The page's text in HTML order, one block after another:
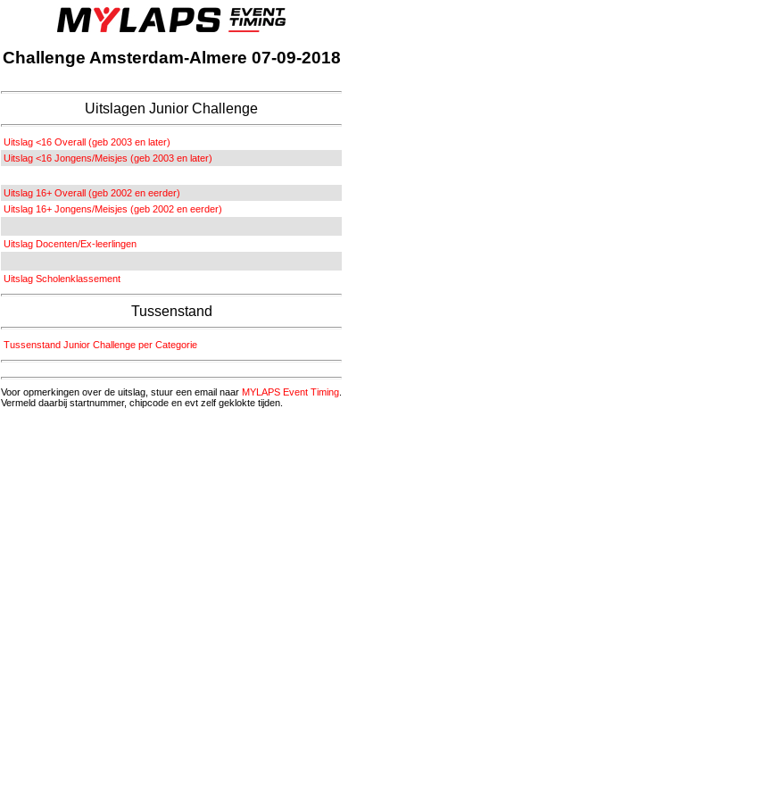
Challenge Amsterdam-Almere 07-09-2018
Uitslagen Junior Challenge
Uitslag <16 Overall (geb 2003 en later)
Uitslag <16 Jongens/Meisjes (geb 2003 en later)
Uitslag 16+ Overall (geb 2002 en eerder)
Uitslag 16+ Jongens/Meisjes (geb 2002 en eerder)
Uitslag Docenten/Ex-leerlingen
Uitslag Scholenklassement
Tussenstand
Tussenstand Junior Challenge per Categorie
Voor opmerkingen over de uitslag, stuur een email naar MYLAPS Event Timing
Vermeld daarbij startnummer, chipcode en evt zelf geklokte tijden.